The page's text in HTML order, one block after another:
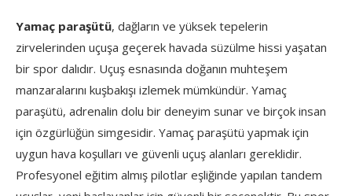
Yamaç paraşütü, dağların ve yüksek tepelerin
zirvelerinden uçuşa geçerek havada süzülme hissi yaşatan
bir spor dalıdır. Uçuş esnasında doğanın muhteşem
manzaralarını kuşbakışı izlemek mümkündür. Yamaç
paraşütü, adrenalin dolu bir deneyim sunar ve birçok insan
için özgürlüğün simgesidir. Yamaç paraşütü yapmak için
uygun hava koşulları ve güvenli uçuş alanları gereklidir.
Profesyonel eğitim almış pilotlar eşliğinde yapılan tandem